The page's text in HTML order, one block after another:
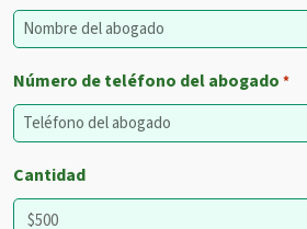
Número de teléfono del abogado *
Cantidad